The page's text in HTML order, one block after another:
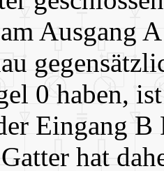
Ausgang
0 haben,
Eingang B
hat